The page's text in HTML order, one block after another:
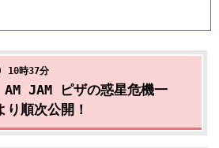
10時37分
JAM ピザの惑星危機一
順次公開！